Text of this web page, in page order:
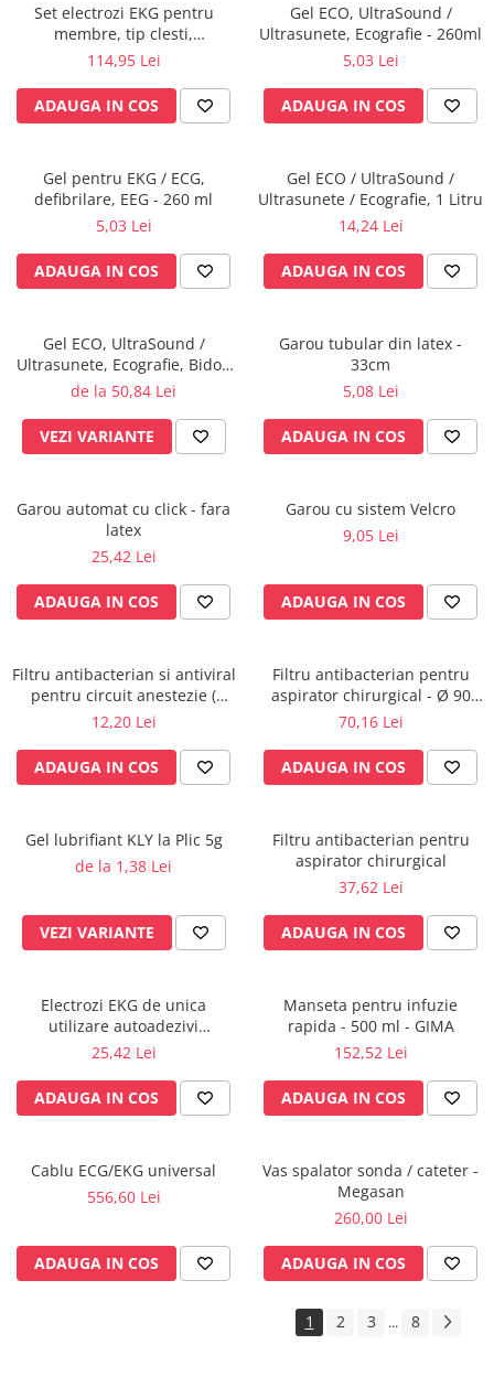
Rampa gaze medicale pat pacient
Rampa iluminat alarmare
Accesorii vase
Tevi cupru si accesorii
Lavoare apa sterila
Lavoare chirurgicale
Capsule, filtre finale apa sterila
Electrochirurgie
Manere pentru electrocautere
Cabluri pentru pensele bipolare
Cabluri conectare electrozi neutri
Electrozi neutri
Radiocautere
Aspiratoare de fum
Criocautere
Consumabile medicale si Accesorii
Hartie
Accesorii pentru perfuzie
Geluri
Filtre antibacteriene si antivirale
Ochelari de protectie
Electrozi ECG / EKG
Sonde TOCO
Vase
Spirometrie
Spirometre
Filtre antibacteriene
Alte dispozitive respiratorii
Clesti nazali
Dermatoscoape
Set electrozi EKG pentru
membre, tip clesti,
reutilizabili.
114,95 Lei
ADAUGA IN COS
Gel ECO, UltraSound /
Ultrasunete, Ecografie - 260ml
5,03 Lei
ADAUGA IN COS
Gel pentru EKG / ECG,
defibrilare, EEG - 260 ml
5,03 Lei
ADAUGA IN COS
Gel ECO / UltraSound /
Ultrasunete / Ecografie, 1 Litru
14,24 Lei
ADAUGA IN COS
Gel ECO, UltraSound /
Ultrasunete, Ecografie, Bidon
5 Litri
de la 50,84 Lei
VEZI VARIANTE
Garou tubular din latex -
33cm
5,08 Lei
ADAUGA IN COS
Garou automat cu click - fara
latex
25,42 Lei
ADAUGA IN COS
Garou cu sistem Velcro
9,05 Lei
ADAUGA IN COS
Filtru antibacterian si antiviral
pentru circuit anestezie (
HMEF)
12,20 Lei
ADAUGA IN COS
Filtru antibacterian pentru
aspirator chirurgical - Ø 90
mm
70,16 Lei
ADAUGA IN COS
Gel lubrifiant KLY la Plic 5g
de la 1,38 Lei
VEZI VARIANTE
Filtru antibacterian pentru
aspirator chirurgical
37,62 Lei
ADAUGA IN COS
Electrozi EKG de unica
utilizare autoadezivi
50x48mm cu capsa, pachet 50
25,42 Lei
ADAUGA IN COS
Manseta pentru infuzie
rapida - 500 ml - GIMA
152,52 Lei
ADAUGA IN COS
Cablu ECG/EKG universal
556,60 Lei
ADAUGA IN COS
Vas spalator sonda / cateter -
Megasan
260,00 Lei
ADAUGA IN COS
1 2 3 ... 8